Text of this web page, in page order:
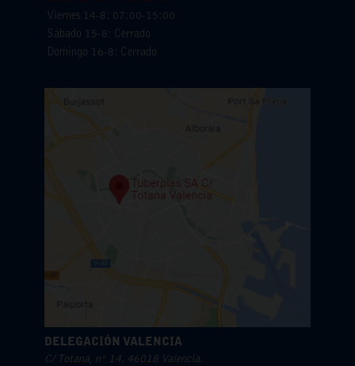
Viernes 14-8: 07:00-15:00
Sábado 15-8: Cerrado
Domingo 16-8: Cerrado
DELEGACIÓN VALENCIA
C/ Totana, nº 14. 46018 Valencia.